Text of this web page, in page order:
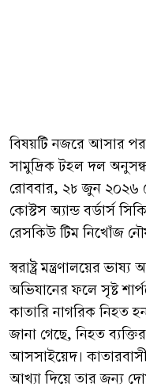
বিষয়টি নজরে আসার
সামুদ্রিক টহল দল
রোববার, ২৮ জুন ২০২৬
কোস্টস অ্যান্ড বর্ডার্স
রেসকিউ টিম নিখোঁজ
স্বরাষ্ট্র মন্ত্রণালয়ের
অভিযানের ফলে সৃষ্ট
কাতারি নাগরিক নিহত
জানা গেছে, নিহত
আসসাইয়েদ।
আখ্যা দিয়ে তার জন্য